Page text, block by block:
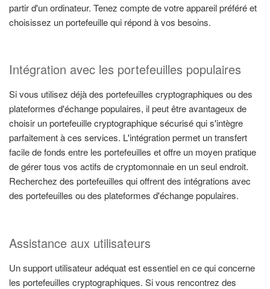
partir d'un ordinateur. Tenez compte de votre appareil préféré et
choisissez un portefeuille qui répond à vos besoins.
Intégration avec les portefeuilles populaires
Si vous utilisez déjà des portefeuilles cryptographiques ou des
plateformes d'échange populaires, il peut être avantageux de
choisir un portefeuille cryptographique sécurisé qui s'intègre
parfaitement à ces services. L'intégration permet un transfert
facile de fonds entre les portefeuilles et offre un moyen pratique
de gérer tous vos actifs de cryptomonnaie en un seul endroit.
Recherchez des portefeuilles qui offrent des intégrations avec
des portefeuilles ou des plateformes d'échange populaires.
Assistance aux utilisateurs
Un support utilisateur adéquat est essentiel en ce qui concerne
les portefeuilles cryptographiques. Si vous rencontrez des